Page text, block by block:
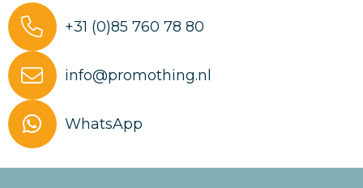
+31 (0)85 760 78 80
info@promothing.nl
WhatsApp